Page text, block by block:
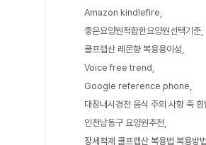
Amazon kindlefire
좋은요양원적합한요양원선택기준
쿨프렙산 레몬향 복용용이성
Voice free trend
Google reference phone
대장내시경전 음식 주의 사항 죽 흰
인천남동구 요양원추천
장세척제 쿨프렙산 복용법 복용방